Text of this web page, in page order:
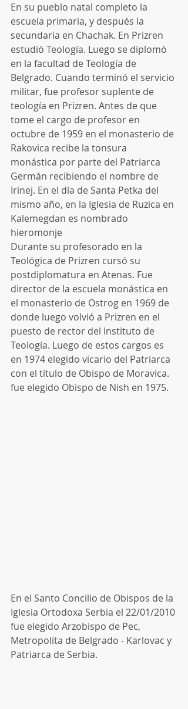
En su pueblo natal completo la
escuela primaria, y después la
secundaria en Chachak. En Prizren
estudió Teología. Luego se diplomó
en la facultad de Teología de
Belgrado. Cuando terminó el servicio
militar, fue profesor suplente de
teología en Prizren. Antes de que
tome el cargo de profesor en
octubre de 1959 en el monasterio de
Rakovica recibe la tonsura
monástica por parte del Patriarca
Germán recibiendo el nombre de
Irinej. En el día de Santa Petka del
mismo año, en la Iglesia de Ruzica en
Kalemegdan es nombrado
hieromonje
Durante su profesorado en la
Teológica de Prizren cursó su
postdiplomatura en Atenas. Fue
director de la escuela monástica en
el monasterio de Ostrog en 1969 de
donde luego volvió a Prizren en el
puesto de rector del Instituto de
Teología. Luego de estos cargos es
en 1974 elegido vicario del Patriarca
con el título de Obispo de Moravica.
fue elegido Obispo de Nish en 1975.
En el Santo Concilio de Obispos de la
Iglesia Ortodoxa Serbia el 22/01/2010
fue elegido Arzobispo de Pec,
Metropolita de Belgrado - Karlovac y
Patriarca de Serbia.